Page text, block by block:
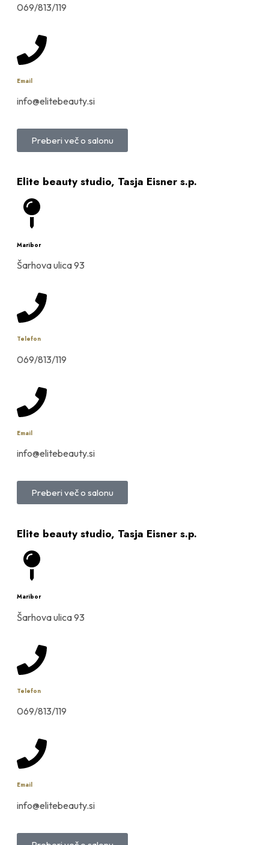
Elite beauty studio, Tasja Eisner s.p.
Maribor
Šarhova ulica 93
Telefon
069/813/119
Email
info@elitebeauty.si
Elite beauty studio, Tasja Eisner s.p.
Maribor
Šarhova ulica 93
Telefon
069/813/119
Email
info@elitebeauty.si
Preberi več o salonu
069/813/119
Email
info@elitebeauty.si
Preberi več o salonu